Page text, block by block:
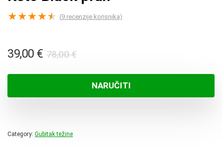
★★★★★ (9 recenzije korisnika)
78,00€Izvorna
bila
je:
39,00 €
Trenutna
39,00 €.
NARUČITI
Category: Gubitak težine